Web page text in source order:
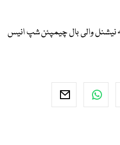
نیشنل والی بال چیمپئن شپ انیس